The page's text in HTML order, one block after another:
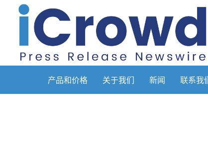
产品和价格 关于我们 新闻 联系我